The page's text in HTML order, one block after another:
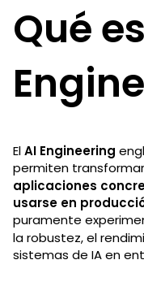
Qué
ElAI Engineering
permiten
aplicaciones
usarse en
puramente
la robustez, el
sistemas de IA en